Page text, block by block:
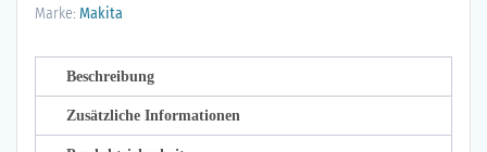
Marke: Makita
Beschreibung
Zusätzliche Informationen